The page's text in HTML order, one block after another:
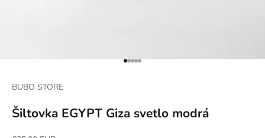
Prejsť na položku 1
Prejsť na položku 2
Prejsť na položku 3
Prejsť na položku 4
Prejsť na položku 5
BUBO STORE
Šiltovka EGYPT Giza svetlo modrá